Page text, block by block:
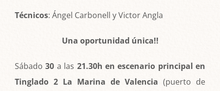
Técnicos: Ángel Carbonell y Victor Angla
Una oportunidad única!!
Sábado30 a las 21.30h en escenario principal en
Tinglado 2 La Marina de Valencia (puerto de